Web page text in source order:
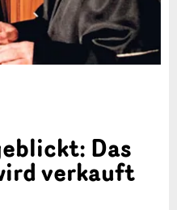
Das
verkauft